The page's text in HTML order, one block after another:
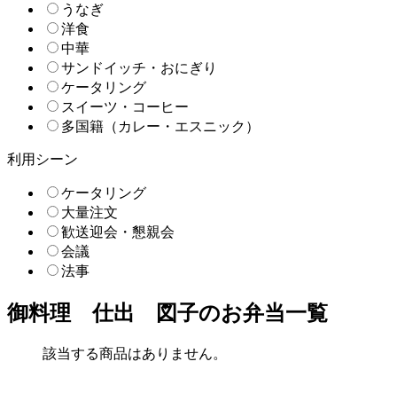
うなぎ
洋食
中華
サンドイッチ・おにぎり
ケータリング
スイーツ・コーヒー
多国籍（カレー・エスニック）
利用シーン
ケータリング
大量注文
歓送迎会・懇親会
会議
法事
御料理 仕出 図子のお弁当一覧
該当する商品はありません。